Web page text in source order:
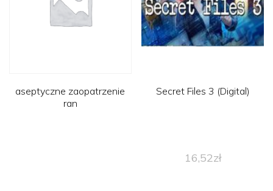
aseptyczne zaopatrzenie
ran
Secret Files 3 (Digital)
16,52zł